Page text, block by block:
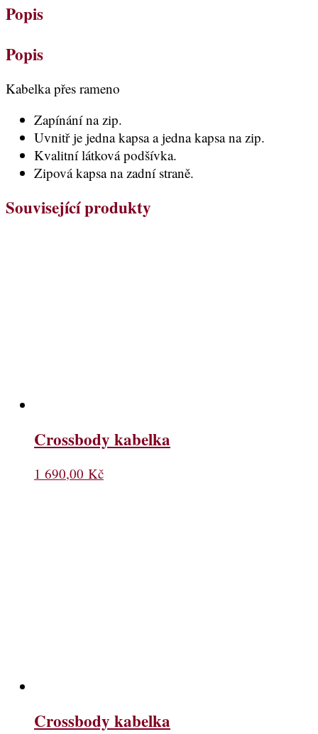
Popis
Popis
Kabelka přes rameno
Zapínání na zip.
Uvnitř je jedna kapsa a jedna kapsa na zip.
Kvalitní látková podšívka.
Zipová kapsa na zadní straně.
Související produkty
Crossbody kabelka
1 690,00 Kč
Crossbody kabelka